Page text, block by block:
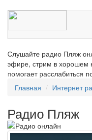
Слушайте радио Пляж
эфире, стрим в хорошем
помогает расслабиться
Главная
Интернет
Радио Пляж